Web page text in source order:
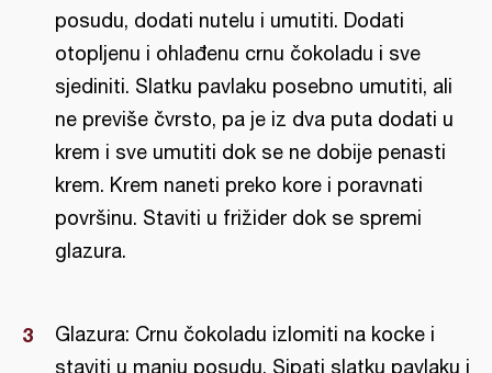
posudu, dodati nutelu i umutiti. Dodati
otopljenu i ohlađenu crnu čokoladu i sve
sjediniti. Slatku pavlaku posebno umutiti, ali
ne previše čvrsto, pa je iz dva puta dodati u
krem i sve umutiti dok se ne dobije penasti
krem. Krem naneti preko kore i poravnati
površinu. Staviti u frižider dok se spremi
glazura.
Glazura: Crnu čokoladu izlomiti na kocke i
staviti u manju posudu. Sipati slatku pavlaku i